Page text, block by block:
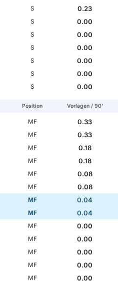
S
0.23
S
0.00
S
0.00
S
0.00
S
0.00
S
0.00
S 0.00
Position Vorlagen / 90'
MF
0.33
MF
0.33
MF
0.18
MF
0.18
MF
0.08
MF
0.08
MF
0.04
MF
0.04
MF
0.00
MF
0.00
MF
0.00
MF
0.00
MF
0.00